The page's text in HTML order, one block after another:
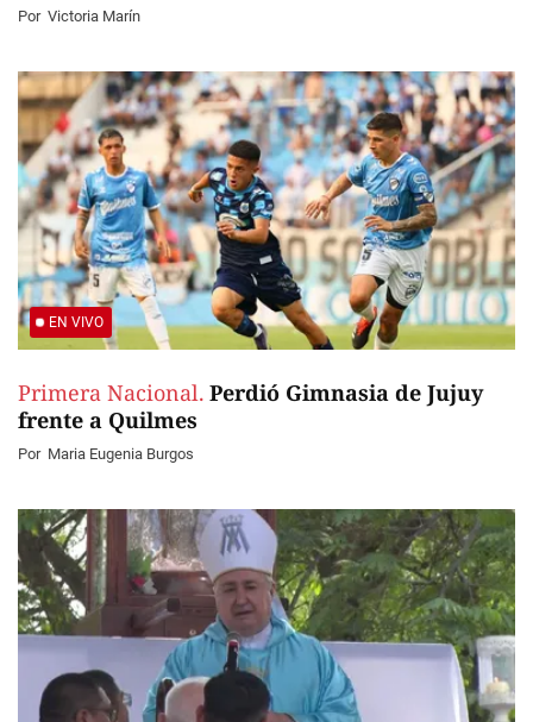
Por Victoria Marín
EN VIVO
Primera Nacional. Perdió Gimnasia de Jujuy
frente a Quilmes
Por Maria Eugenia Burgos